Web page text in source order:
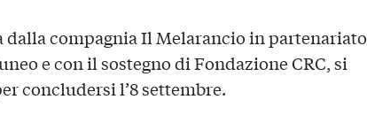
dalla compagnia Il Melarancio in partenariato
e con il sostegno di Fondazione CRC, si
concludersi l’8 settembre.